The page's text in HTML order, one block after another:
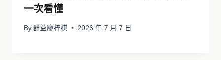
一次看懂
By 群益廖梓棋 2026 年 7 月 7 日